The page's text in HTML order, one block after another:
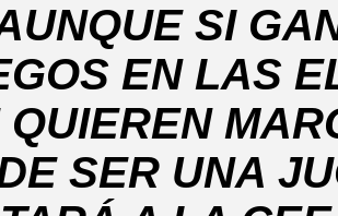
SI
EN LAS
QUIEREN
SER UNA